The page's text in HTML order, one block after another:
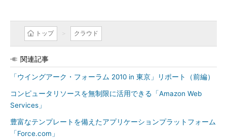
トップ クラウド
関連記事
「ウイングアーク・フォーラム 2010 in 東京」リポート（前編）
コンピュータリソースを無制限に活用できる「Amazon Web
Services」
豊富なテンプレートを備えたアプリケーションプラットフォーム
「Force.com」